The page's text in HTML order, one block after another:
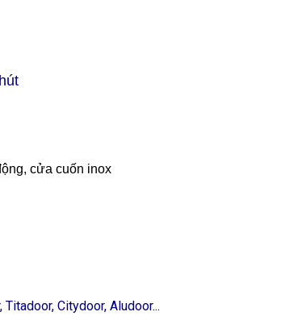
cửa cuốn inox
Citydoor, Aludoor...